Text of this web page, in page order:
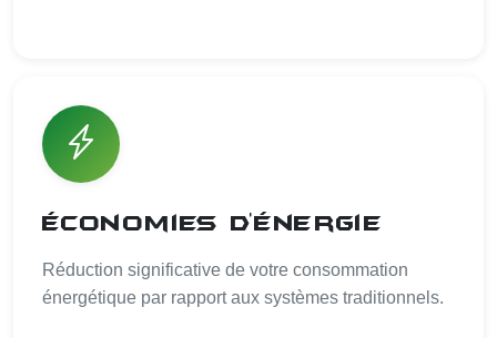
Économies d'énergie
Réduction significative de votre consommation
énergétique par rapport aux systèmes traditionnels.